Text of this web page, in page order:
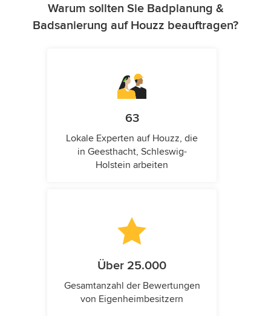
Warum sollten Sie Badplanung &
Badsanierung auf Houzz beauftragen?
63
Lokale Experten auf Houzz, die
in Geesthacht, Schleswig-
Holstein arbeiten
Über 25.000
Gesamtanzahl der Bewertungen
von Eigenheimbesitzern